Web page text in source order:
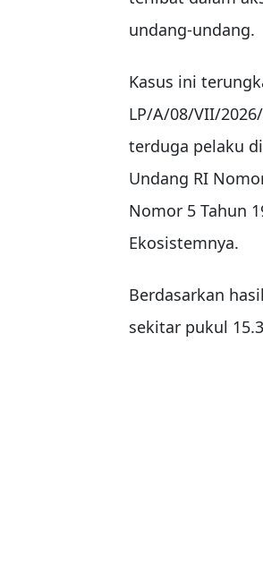
undang-undang.
Kasus ini
LP/A/08/VII/2026/
terduga pelaku
Undang RI
Nomor 5 Tahun
Ekosistemnya.
Berdasarkan
sekitar pukul